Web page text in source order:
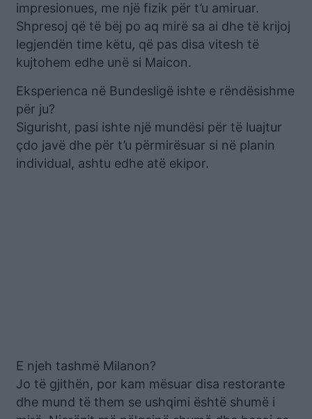
impresionues, me një fizik për t’u amiruar.
Shpresoj që të bëj po aq mirë sa ai dhe të krijoj
legjendën time këtu, që pas disa vitesh të
kujtohem edhe unë si Maicon.
Eksperienca në Bundesligë ishte e rëndësishme
për ju?
Sigurisht, pasi ishte një mundësi për të luajtur
çdo javë dhe për t’u përmirësuar si në planin
individual, ashtu edhe atë ekipor.
E njeh tashmë Milanon?
Jo të gjithën, por kam mësuar disa restorante
dhe mund të them se ushqimi është shumë i